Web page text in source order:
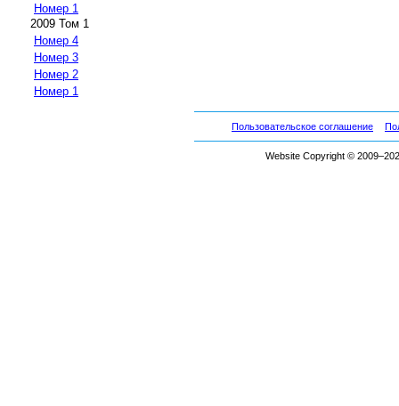
Номер 1
2009 Том 1
Номер 4
Номер 3
Номер 2
Номер 1
Пользовательское соглашение
Website Copyright ©